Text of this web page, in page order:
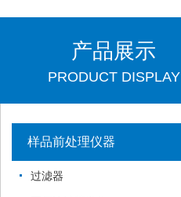
产品展示
PRODUCT DISPLAY
样品前处理仪器
过滤器